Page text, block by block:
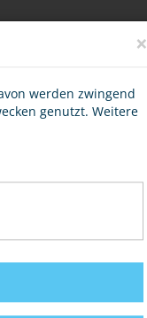
×
werden zwingend
genutzt. Weitere